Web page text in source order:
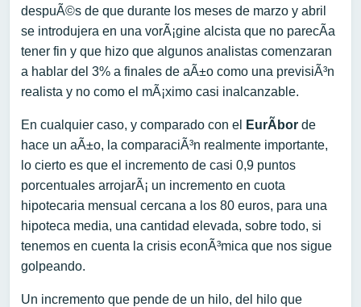
despuÃ©s de que durante los meses de marzo y abril
se introdujera en una vorÃ¡gine alcista que no parecÃ­a
tener fin y que hizo que algunos analistas comenzaran
a hablar del 3% a finales de aÃ±o como una previsiÃ³n
realista y no como el mÃ¡ximo casi inalcanzable.
En cualquier caso, y comparado con el EurÃ­bor de
hace un aÃ±o, la comparaciÃ³n realmente importante,
lo cierto es que el incremento de casi 0,9 puntos
porcentuales arrojarÃ¡ un incremento en cuota
hipotecaria mensual cercana a los 80 euros, para una
hipoteca media, una cantidad elevada, sobre todo, si
tenemos en cuenta la crisis econÃ³mica que nos sigue
golpeando.
Un incremento que pende de un hilo, del hilo que